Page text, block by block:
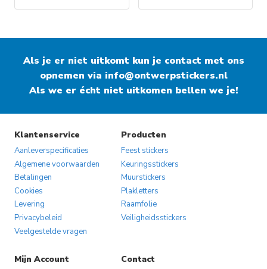
Als je er niet uitkomt kun je contact met ons
opnemen via info@ontwerpstickers.nl
Als we er écht niet uitkomen bellen we je!
Klantenservice
Aanleverspecificaties
Algemene voorwaarden
Betalingen
Cookies
Levering
Privacybeleid
Veelgestelde vragen
Producten
Feest stickers
Keuringsstickers
Muurstickers
Plakletters
Raamfolie
Veiligheidsstickers
Mijn Account Contact